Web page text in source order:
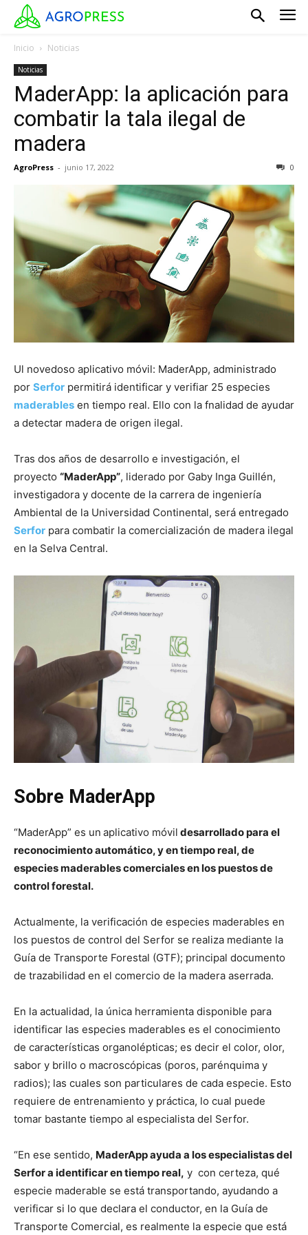
Inicio Noticias
Noticias
MaderApp: la aplicación para
combatir la tala ilegal de
madera
AgroPress - junio 17, 2022 0
Ul novedoso aplicativo móvil: MaderApp, administrado
por Serfor permitirá identificar y verifiar 25 especies
maderables en tiempo real. Ello con la fnalidad de ayudar
a detectar madera de origen ilegal.
Tras dos años de desarrollo e investigación, el
proyecto “MaderApp”, liderado por Gaby Inga Guillén,
investigadora y docente de la carrera de ingeniería
Ambiental de la Universidad Continental, será entregado
Serfor para combatir la comercialización de madera ilegal
en la Selva Central.
Sobre MaderApp
“MaderApp” es un aplicativo móvil desarrollado para el
reconocimiento automático, y en tiempo real, de
especies maderables comerciales en los puestos de
control forestal.
Actualmente, la verificación de especies maderables en
los puestos de control del Serfor se realiza mediante la
Guía de Transporte Forestal (GTF); principal documento
de trazabilidad en el comercio de la madera aserrada.
En la actualidad, la única herramienta disponible para
identificar las especies maderables es el conocimiento
de características organolépticas; es decir el color, olor,
sabor y brillo o macroscópicas (poros, parénquima y
radios); las cuales son particulares de cada especie. Esto
requiere de entrenamiento y práctica, lo cual puede
tomar bastante tiempo al especialista del Serfor.
“En ese sentido, MaderApp ayuda a los especialistas del
Serfor a identificar en tiempo real, y con certeza, qué
especie maderable se está transportando, ayudando a
verificar si lo que declara el conductor, en la Guía de
Transporte Comercial, es realmente la especie que está